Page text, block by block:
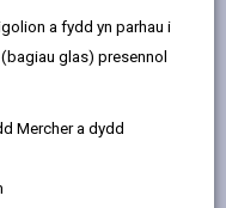
a fydd yn parhau i
glas) presennol
Mercher a dydd
41 Stryd
3BS